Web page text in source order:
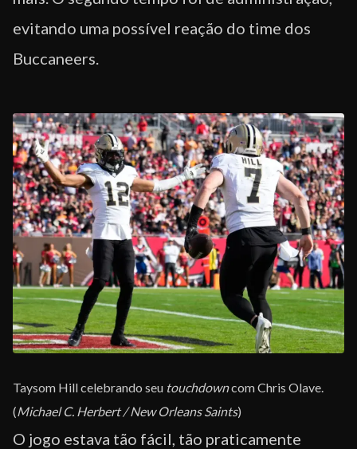
evitando uma possível reação do time dos
Buccaneers.
Taysom Hill celebrando seu touchdowncom Chris Olave.
(Michael C. Herbert / New Orleans Saints)
O jogo estava tão fácil, tão praticamente